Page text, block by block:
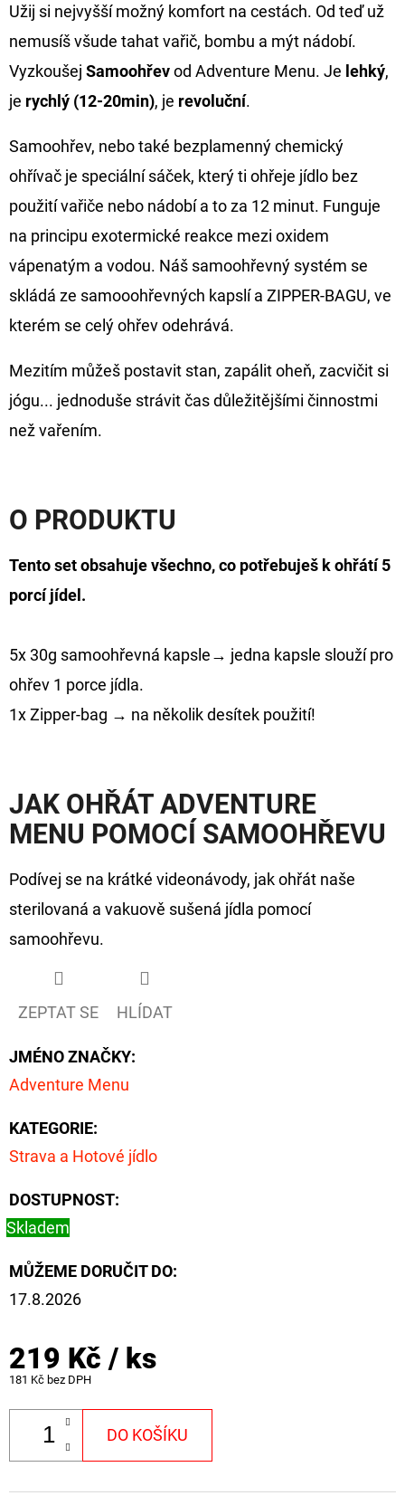
Užij si nejvyšší možný komfort na cestách. Od teď už
nemusíš všude tahat vařič, bombu a mýt nádobí.
Vyzkoušej Samoohřevod Adventure Menu. Je lehký,
je rychlý (12-20min), je revoluční.
Samoohřev, nebo také bezplamenný chemický
ohřívač je speciální sáček, který ti ohřeje jídlo bez
použití vařiče nebo nádobí a to za 12 minut. Funguje
na principu exotermické reakce mezi oxidem
vápenatým a vodou. Náš samoohřevný systém se
skládá ze samooohřevných kapslí a ZIPPER-BAGU, ve
kterém se celý ohřev odehrává.
Mezitím můžeš postavit stan, zapálit oheň, zacvičit si
jógu... jednoduše strávit čas důležitějšími činnostmi
než vařením.
O PRODUKTU
Tento set obsahuje všechno, co potřebuješ k ohřátí5
porcí jídel .
5x 30g samoohřevná kapsle→ jedna kapsle slouží pro
ohřev 1 porce jídla.
1x Zipper-bag → na několik desítek použití!
JAK OHŘÁT ADVENTURE
MENU POMOCÍ SAMOOHŘEVU
Podívej se na krátké videonávody, jak ohřát naše
sterilovaná a vakuově sušená jídla pomocí
samoohřevu.
ZEPTAT SE HLÍDAT
JMÉNO ZNAČKY:
Adventure Menu
KATEGORIE:
Strava a Hotové jídlo
DOSTUPNOST:
Skladem
MŮŽEME DORUČIT DO:
17.8.2026
219 Kč / ks
181 Kč bez DPH
DO KOŠÍKU
R
U
Č
U
J
E
M
E
FOX
CARP
SUB
FLOAT
202
225